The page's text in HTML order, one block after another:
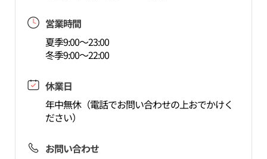
営業時間
夏季9:00～23:00
冬季9:00～22:00
休業日
年中無休（電話でお問い合わせの上おでかけく
ださい）
お問い合わせ